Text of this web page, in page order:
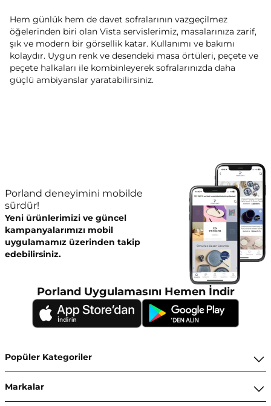
Hem günlük hem de davet sofralarının vazgeçilmez
öğelerinden biri olan Vista servislerimiz, masalarınıza zarif,
şık ve modern bir görsellik katar. Kullanımı ve bakımı
kolaydır. Uygun renk ve desendeki masa örtüleri, peçete ve
peçete halkaları ile kombinleyerek sofralarınızda daha
güçlü ambiyanslar yaratabilirsiniz.
Porland deneyimini mobilde
sürdür!
Yeni ürünlerimizi ve güncel
kampanyalarımızı mobil
uygulamamız üzerinden takip
edebilirsiniz.
Porland Uygulamasını Hemen İndir
Popüler Kategoriler
Markalar